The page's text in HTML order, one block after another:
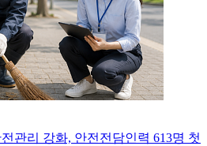
관리 강화, 안전전담인력 613명 첫